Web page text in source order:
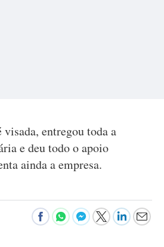
entregou toda a
e deu todo o apoio
ainda a empresa.